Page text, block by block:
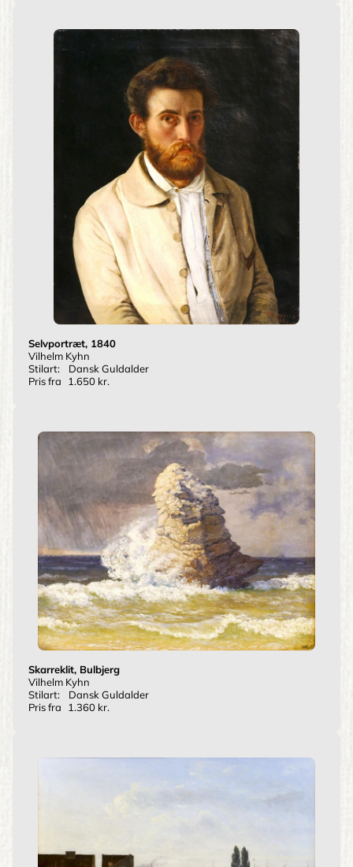
Selvportræt, 1840
Vilhelm Kyhn
Stilart:
Dansk Guldalder
Pris fra
1.650 kr.
Skarreklit, Bulbjerg
Vilhelm Kyhn
Stilart:
Dansk Guldalder
Pris fra
1.360 kr.